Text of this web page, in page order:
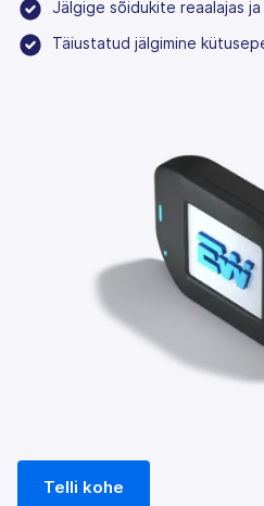
Jälgige sõidukite reaalajas
Täiustatud jälgimine
Telli kohe